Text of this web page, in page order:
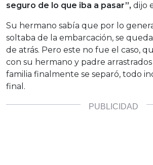
seguro de lo que iba a pasar”, dijo
Su hermano sabía que por lo
soltaba de la embarcación, se
de atrás. Pero este no fue el caso,
con su hermano y padre
familia finalmente se separó, todo
final.